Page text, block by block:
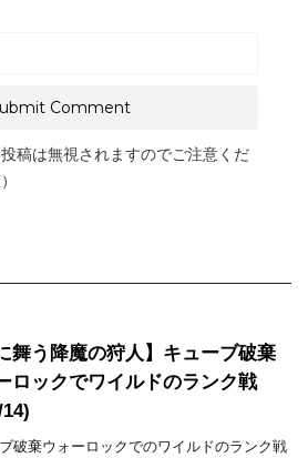
稿は無視されますのでご注意くだ
舞う降魔の狩人】キューブ破棄
ロックでワイルドのランク戦
破棄ウォーロックでのワイルドのランク戦